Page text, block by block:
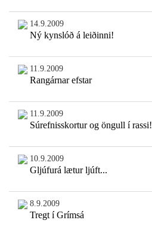
14.9.2009
Ný kynslóð á leiðinni!
11.9.2009
Rangárnar efstar
11.9.2009
Súrefnisskortur og öngull í rassi!
10.9.2009
Gljúfurá lætur ljúft...
8.9.2009
Tregt í Grímsá